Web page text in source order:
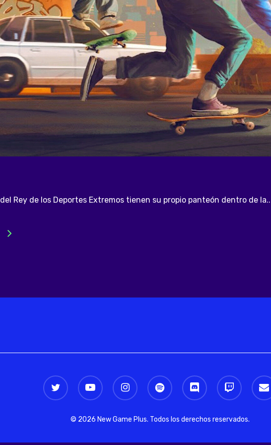
Rey de los Deportes Extremos tienen su propio panteón dentro de
twitter youtube instagram spotify discord twitch email
© 2026 New Game Plus. Todos los derechos reservados.